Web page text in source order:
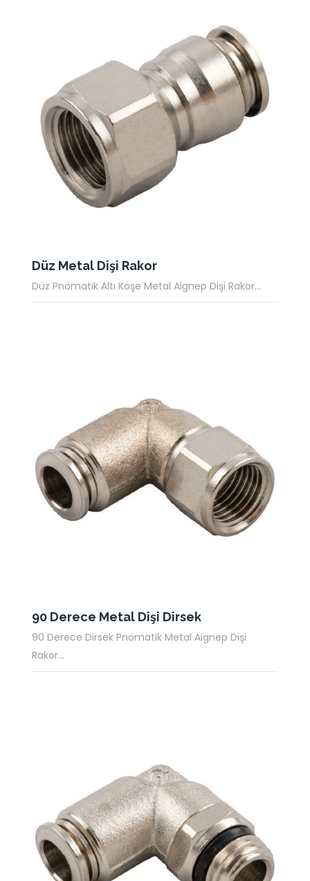
Düz Metal Dişi Rakor
Düz Pnömatik Altı Köşe Metal Aignep Dişi Rakor...
90 Derece Metal Dişi Dirsek
90 Derece Dirsek Pnömatik Metal Aignep Dişi
Rakor...